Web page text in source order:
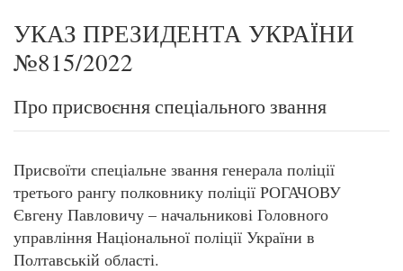
УКАЗ ПРЕЗИДЕНТА УКРАЇНИ
№815/2022
Про присвоєння спеціального звання
Присвоїти спеціальне звання генерала поліції
третього рангу полковнику поліції РОГАЧОВУ
Євгену Павловичу – начальникові Головного
управління Національної поліції України в
Полтавській області.